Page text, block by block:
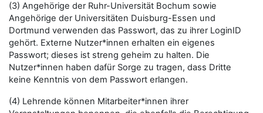
(3) Angehörige der Ruhr-Universität Bochum sowie
Angehörige der Universitäten Duisburg-Essen und
Dortmund verwenden das Passwort, das zu ihrer LoginID
gehört. Externe Nutzer*innen erhalten ein eigenes
Passwort; dieses ist streng geheim zu halten. Die
Nutzer*innen haben dafür Sorge zu tragen, dass Dritte
keine Kenntnis von dem Passwort erlangen.
(4) Lehrende können Mitarbeiter*innen ihrer